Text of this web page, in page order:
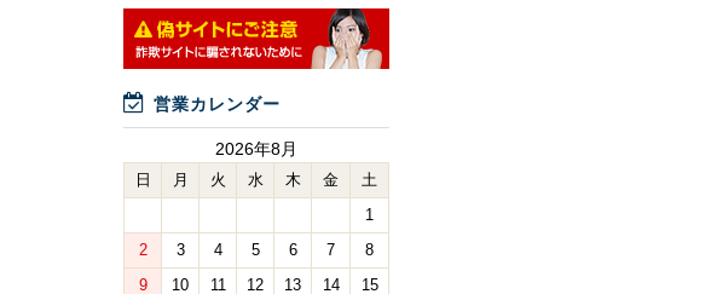
営業カレンダー
2026年8月
日 月 火 水 木 金 土
1
2 3 4 5 6 7 8
9 10 11 12 13 14 15